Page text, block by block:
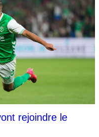
rejoindre le